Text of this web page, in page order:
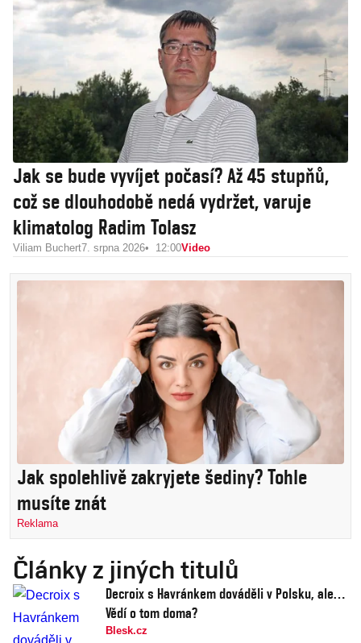
Jak se bude vyvíjet počasí? Až 45 stupňů,
což se dlouhodobě nedá vydržet, varuje
klimatolog Radim Tolasz
Viliam Buchert7. srpna 2026 12:00Video
Jak spolehlivě zakryjete šediny? Tohle
musíte znát
Reklama
Články z jiných titulů
Decroix s Havránkem dováděli v Polsku, ale…
Vědí o tom doma?
Blesk.cz